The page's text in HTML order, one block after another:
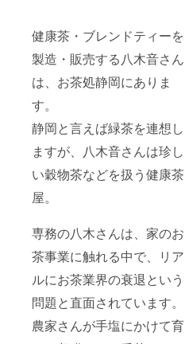
健康茶・ブレンドティーを
製造・販売する八木音さん
は、お茶処静岡にありま
す。
静岡と言えば緑茶を連想し
ますが、八木音さんは珍し
い穀物茶などを扱う健康茶
屋。
専務の八木さんは、家のお
茶事業に触れる中で、リア
ルにお茶業界の衰退という
問題と直面されています。
農家さんが手塩にかけて育